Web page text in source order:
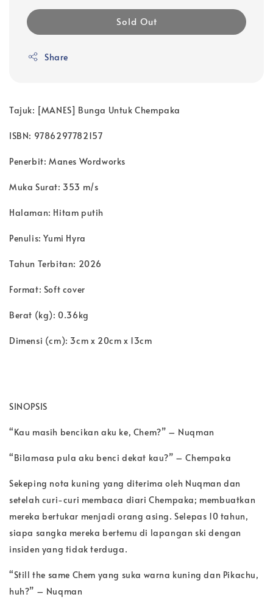
Sold Out
Share
Tajuk: [MANES] Bunga Untuk Chempaka
ISBN: 9786297782157
Penerbit: Manes Wordworks
Muka Surat: 353 m/s
Halaman: Hitam putih
Penulis: Yumi Hyra
Tahun Terbitan: 2026
Format: Soft cover
Berat (kg): 0.36kg
Dimensi (cm): 3cm x 20cm x 13cm
SINOPSIS
“Kau masih bencikan aku ke, Chem?” – Nuqman
“Bilamasa pula aku benci dekat kau?” – Chempaka
Sekeping nota kuning yang diterima oleh Nuqman dan
setelah curi-curi membaca diari Chempaka; membuatkan
mereka bertukar menjadi orang asing. Selepas 10 tahun,
siapa sangka mereka bertemu di lapangan ski dengan
insiden yang tidak terduga.
“Still the same Chem yang suka warna kuning dan Pikachu,
huh?” – Nuqman